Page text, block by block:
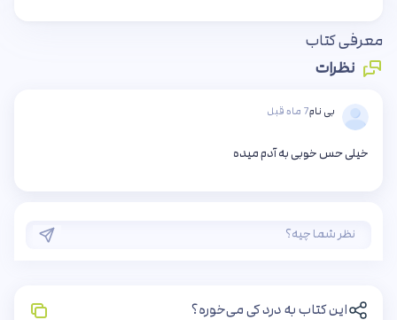
معرفی کتاب
نظرات
بی نام7 ماه قبل
خیلی حس خوبی به آدم میده
این کتاب به درد کی می‌خوره؟